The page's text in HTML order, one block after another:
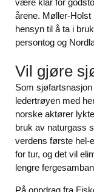
være klar for
årene. Møller-
hensyn til å ta i
persontog og
Vil gjøre
Som
ledertrøyen med
norske aktører
bruk av naturgass
verdens første hel-
for tur, og det vil
lengre